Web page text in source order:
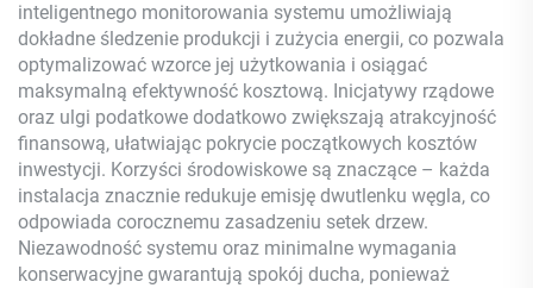
inteligentnego monitorowania systemu umożliwiają
dokładne śledzenie produkcji i zużycia energii, co pozwala
optymalizować wzorce jej użytkowania i osiągać
maksymalną efektywność kosztową. Inicjatywy rządowe
oraz ulgi podatkowe dodatkowo zwiększają atrakcyjność
finansową, ułatwiając pokrycie początkowych kosztów
inwestycji. Korzyści środowiskowe są znaczące – każda
instalacja znacznie redukuje emisję dwutlenku węgla, co
odpowiada corocznemu zasadzeniu setek drzew.
Niezawodność systemu oraz minimalne wymagania
konserwacyjne gwarantują spokój ducha, ponieważ